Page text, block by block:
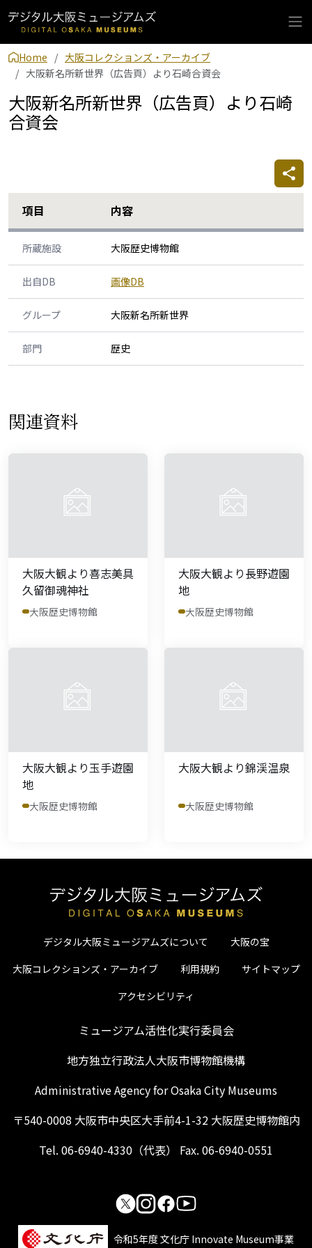
Home
大阪コレクションズ・アーカイブ
大阪新名所新世界（広告頁）より石崎合資会
大阪新名所新世界（広告頁）より石崎
合資会
項目 内容
所蔵施設 大阪歴史博物館
出自DB 画像DB
グループ 大阪新名所新世界
部門 歴史
関連資料
大阪大観より喜志美具
久留御魂神社
大阪歴史博物館
大阪大観より長野遊園
地
大阪歴史博物館
大阪大観より玉手遊園
地
大阪歴史博物館
大阪大観より錦渓温泉
大阪歴史博物館
デジタル大阪ミュージアムズについて
大阪の宝
大阪コレクションズ・アーカイブ
利用規約
サイトマップ
アクセシビリティ
ミュージアム活性化実行委員会
地方独立行政法人大阪市博物館機構
Administrative Agency for Osaka City Museums
〒540-0008 大阪市中央区大手前4-1-32 大阪歴史博物館内
Tel. 06-6940-4330（代表） Fax. 06-6940-0551
令和5年度 文化庁 Innovate Museum事業